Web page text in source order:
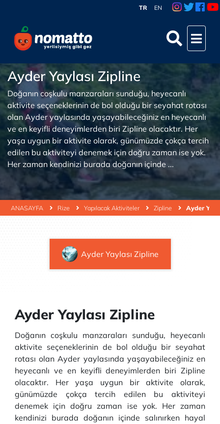
TR EN
ANASAYFA Rize Yapılacak Aktiviteler Zipline Ayder
Ayder Yaylası Zipline
Doğanın coşkulu manzaraları sunduğu, heyecanlı
aktivite seçeneklerinin de bol olduğu bir seyahat rotası
olan Ayder yaylasında yaşayabileceğiniz en heyecanlı
ve en keyifli deneyimlerden biri Zipline olacaktır. Her
yaşa uygun bir aktivite olarak, günümüzde çokça tercih
edilen bu aktiviteyi denemek için doğru zaman ise yok.
Her zaman kendinizi burada doğanın içinde ...
Ayder Yaylası Zipline
Ayder Yaylası Zipline
Doğanın coşkulu manzaraları sunduğu, heyecanlı
aktivite seçeneklerinin de bol olduğu bir seyahat
rotası olan Ayder yaylasında yaşayabileceğiniz en
heyecanlı ve en keyifli deneyimlerden biri Zipline
olacaktır. Her yaşa uygun bir aktivite olarak,
günümüzde çokça tercih edilen bu aktiviteyi
denemek için doğru zaman ise yok. Her zaman
kendinizi burada doğanın içinde salınırken hayal